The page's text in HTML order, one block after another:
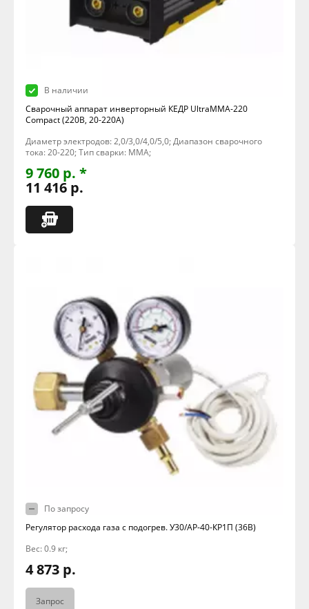
В наличии
Сварочный аппарат инверторный КЕДР UltraMMA-220
Compact (220В, 20-220А)
Диаметр электродов: 2,0/3,0/4,0/5,0; Диапазон сварочного
тока: 20-220; Тип сварки: MMA;
9 760 р. *
11 416 р.
По запросу
Регулятор расхода газа с подогрев. У30/АР-40-КР1П (36В)
Вес: 0.9 кг;
4 873 р.
Запрос